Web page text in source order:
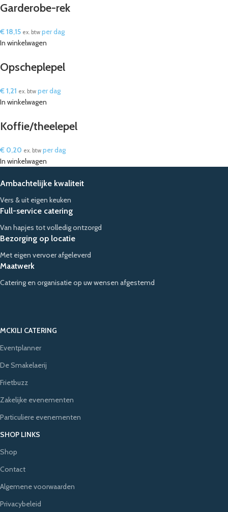
Garderobe-rek
€18,15 ex. btw per dag
In winkelwagen
Opscheplepel
€1,21 ex. btw per dag
In winkelwagen
Koffie/theelepel
€ 0,20 ex. btw per dag
In winkelwagen
Ambachtelijke kwaliteit
Vers & uit eigen keuken
Full-service catering
Van hapjes tot volledig ontzorgd
Bezorging op locatie
Met eigen vervoer afgeleverd
Maatwerk
Catering en organisatie op uw wensen afgestemd
MCKILI CATERING
Eventplanner
De Smakelaerij
Frietbuzz
Zakelijke evenementen
Particuliere evenementen
SHOP LINKS
Shop
Contact
Algemene voorwaarden
Privacybeleid